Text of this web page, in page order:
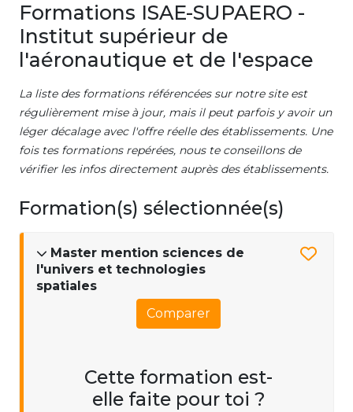
Formations ISAE-SUPAERO -
Institut supérieur de
l'aéronautique et de l'espace
La liste des formations référencées sur notre site est
régulièrement mise à jour, mais il peut parfois y avoir un
léger décalage avec l'offre réelle des établissements. Une
fois tes formations repérées, nous te conseillons de
vérifier les infos directement auprès des établissements.
Formation(s) sélectionnée(s)
Master mention sciences de
l'univers et technologies
spatiales
Comparer
Cette formation est-
elle faite pour toi ?